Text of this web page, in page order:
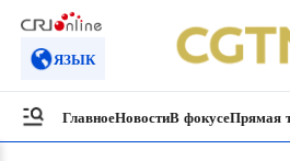
ЯЗЫК
ГлавноеНовостиВ фокусеПрямая